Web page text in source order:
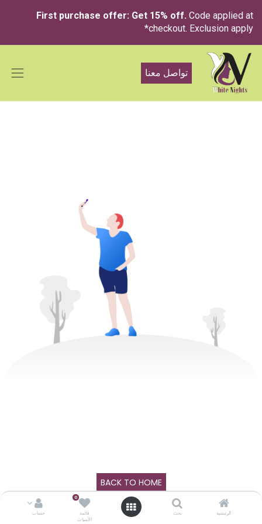
الرئيسية بحث
0
قائمة
الأمنيات
حساب
First purchase offer: Get 15% off. Code applied at
checkout. Exclusion apply*
تواصل معنا
BACK TO HOME